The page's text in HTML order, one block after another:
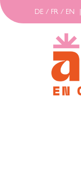
DE / FR / EN